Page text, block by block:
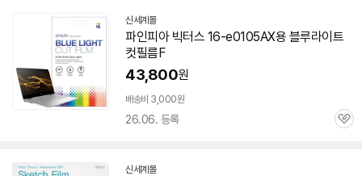
신세계몰
파인피아 빅터스 16-e0105AX용 블루라이트
컷필름F
43,800원
배송비 3,000원
26.06. 등록
관
신세계몰